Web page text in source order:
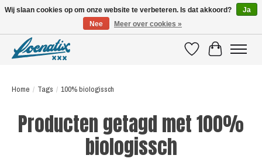
VerlanglijstWinkelwagen
Home / Tags / 100% biologissch
Producten getagd met 100%
biologissch
Wij slaan cookies op om onze website te verbeteren. Is dat akkoord?
Ja
Nee
Meer over cookies »